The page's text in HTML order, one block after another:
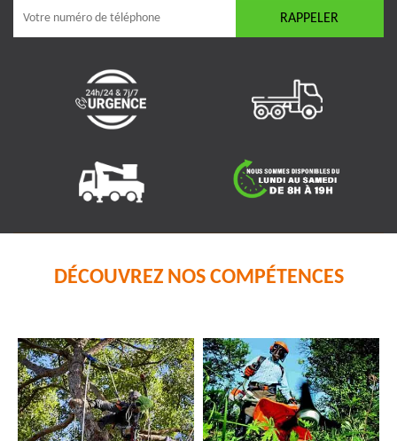
DÉCOUVREZ NOS COMPÉTENCES